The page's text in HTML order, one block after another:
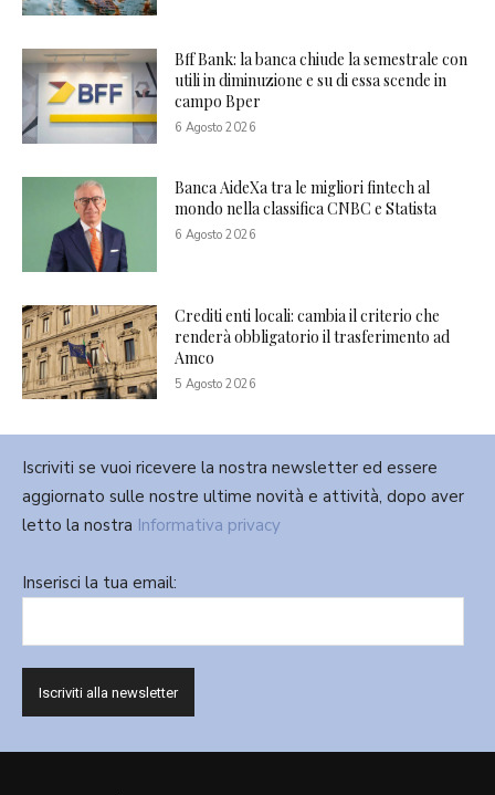
Bff Bank: la banca chiude la semestrale con
utili in diminuzione e su di essa scende in
campo Bper
6 Agosto 2026
Banca AideXa tra le migliori fintech al
mondo nella classifica CNBC e Statista
6 Agosto 2026
Crediti enti locali: cambia il criterio che
renderà obbligatorio il trasferimento ad
Amco
5 Agosto 2026
Iscriviti se vuoi ricevere la nostra newsletter ed essere
aggiornato sulle nostre ultime novità e attività, dopo aver
letto la nostra Informativa privacy
Inserisci la tua email: